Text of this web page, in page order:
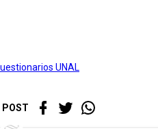
UNAL
POST